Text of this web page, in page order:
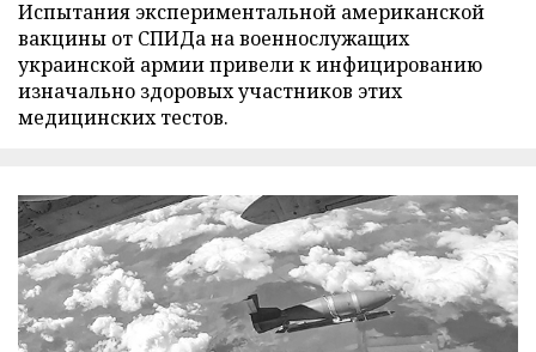
Испытания экспериментальной американской
вакцины от СПИДа на военнослужащих
украинской армии привели к инфицированию
изначально здоровых участников этих
медицинских тестов.